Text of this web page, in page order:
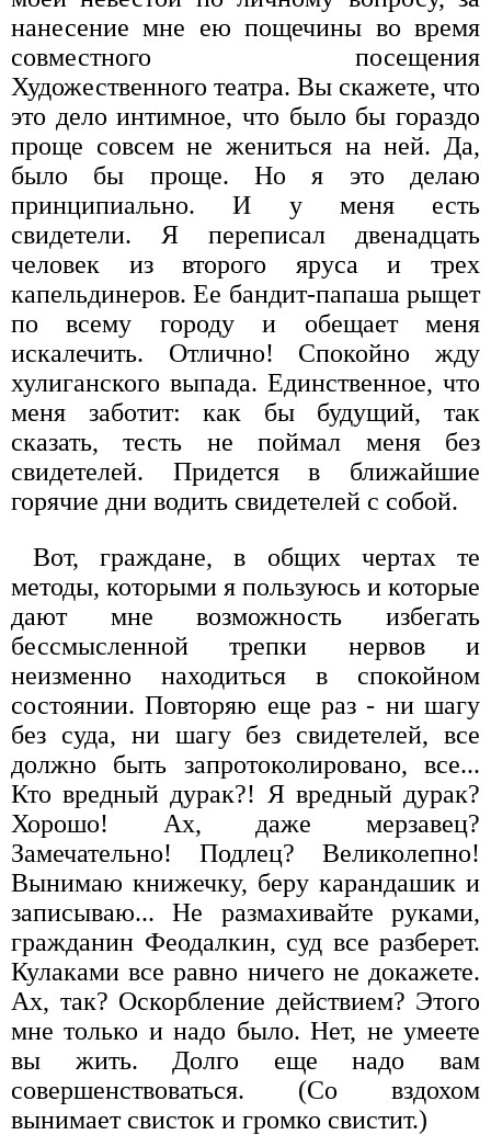
нанесение мне ею пощечины во время
совместного посещения
Художественного театра. Вы скажете, что
это дело интимное, что было бы гораздо
проще совсем не жениться на ней. Да,
было бы проще. Но я это делаю
принципиально. И у меня есть
свидетели. Я переписал двенадцать
человек из второго яруса и трех
капельдинеров. Ее бандит-папаша рыщет
по всему городу и обещает меня
искалечить. Отлично! Спокойно жду
хулиганского выпада. Единственное, что
меня заботит: как бы будущий, так
сказать, тесть не поймал меня без
свидетелей. Придется в ближайшие
горячие дни водить свидетелей с собой.
Вот, граждане, в общих чертах те
методы, которыми я пользуюсь и которые
дают мне возможность избегать
бессмысленной трепки нервов и
неизменно находиться в спокойном
состоянии. Повторяю еще раз - ни шагу
без суда, ни шагу без свидетелей, все
должно быть запротоколировано, все...
Кто вредный дурак?! Я вредный дурак?
Хорошо! Ах, даже мерзавец?
Замечательно! Подлец? Великолепно!
Вынимаю книжечку, беру карандашик и
записываю... Не размахивайте руками,
гражданин Феодалкин, суд все разберет.
Кулаками все равно ничего не докажете.
Ах, так? Оскорбление действием? Этого
мне только и надо было. Нет, не умеете
вы жить. Долго еще надо вам
совершенствоваться. (Со вздохом
вынимает свисток и громко свистит.)